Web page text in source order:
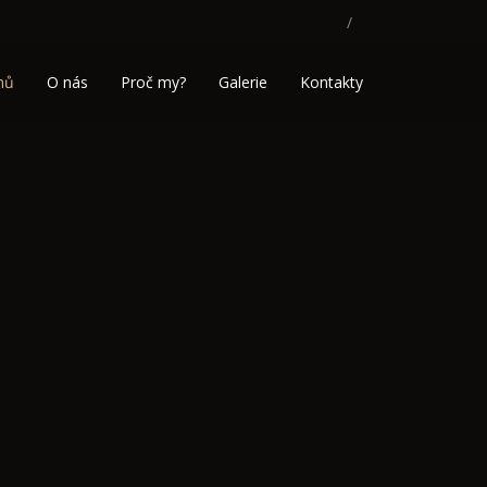
O nás Proč my? Galerie Kontakty